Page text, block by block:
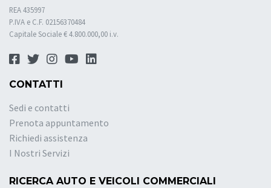
REA 435997
P.IVA e C.F. 02156370484
Capitale Sociale € 4.800.000,00 i.v.
CONTATTI
Sedi e contatti
Prenota appuntamento
Richiedi assistenza
I Nostri Servizi
RICERCA AUTO E VEICOLI COMMERCIALI